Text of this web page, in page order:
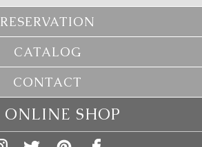
RESERVATION
CATALOG
CONTACT
ONLINE SHOP